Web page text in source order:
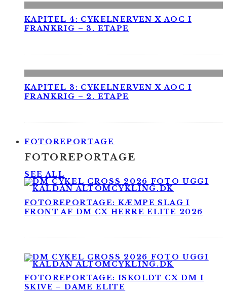
KAPITEL 4: CYKELNERVEN X AOC I
FRANKRIG – 3. ETAPE
KAPITEL 3: CYKELNERVEN X AOC I
FRANKRIG – 2. ETAPE
FOTOREPORTAGE
FOTOREPORTAGE
SEE ALL
FOTOREPORTAGE: KÆMPE SLAG I
FRONT AF DM CX HERRE ELITE 2026
FOTOREPORTAGE: ISKOLDT CX DM I
SKIVE – DAME ELITE